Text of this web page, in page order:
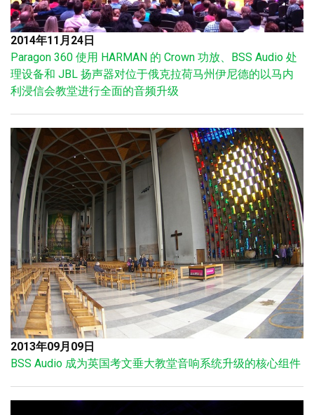
2014年11月24日
Paragon 360 使用 HARMAN 的 Crown 功放、BSS Audio 处
理设备和 JBL 扬声器对位于俄克拉荷马州伊尼德的以马内
利浸信会教堂进行全面的音频升级
2013年09月09日
BSS Audio 成为英国考文垂大教堂音响系统升级的核心组件